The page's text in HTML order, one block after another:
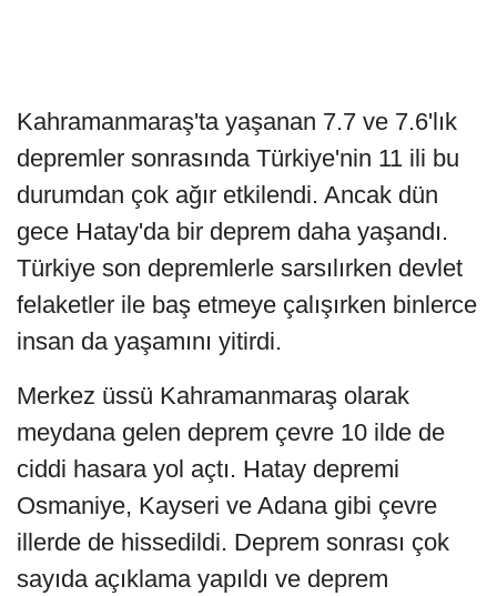
Kahramanmaraş'ta yaşanan 7.7 ve 7.6'lık
depremler sonrasında Türkiye'nin 11 ili bu
durumdan çok ağır etkilendi. Ancak dün
gece Hatay'da bir deprem daha yaşandı.
Türkiye son depremlerle sarsılırken devlet
felaketler ile baş etmeye çalışırken binlerce
insan da yaşamını yitirdi.
Merkez üssü Kahramanmaraş olarak
meydana gelen deprem çevre 10 ilde de
ciddi hasara yol açtı. Hatay depremi
Osmaniye, Kayseri ve Adana gibi çevre
illerde de hissedildi. Deprem sonrası çok
sayıda açıklama yapıldı ve deprem